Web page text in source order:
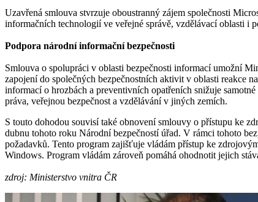
Uzavřená smlouva stvrzuje oboustranný zájem společnosti
informačních technologií ve veřejné správě, vzdělávací oblasti i
Podpora národní informační bezpečnosti
Smlouva o spolupráci v oblasti bezpečnosti informací umožní
zapojení do společných bezpečnostních aktivit v oblasti reakce
informací o hrozbách a preventivních opatřeních snižuje
práva, veřejnou bezpečnost a vzdělávání v jiných zemích.
S touto dohodou souvisí také obnovení smlouvy o přístupu ke
dubnu tohoto roku Národní bezpečností úřad. V rámci tohoto
požadavků. Tento program zajišťuje vládám přístup ke
Windows. Program vládám zároveň pomáhá ohodnotit jejich
zdroj: Ministerstvo vnitra ČR